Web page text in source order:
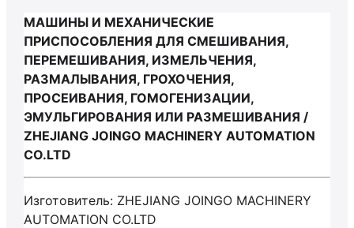
МАШИНЫ И МЕХАНИЧЕСКИЕ
ПРИСПОСОБЛЕНИЯ ДЛЯ СМЕШИВАНИЯ,
ПЕРЕМЕШИВАНИЯ, ИЗМЕЛЬЧЕНИЯ,
РАЗМАЛЫВАНИЯ, ГРОХОЧЕНИЯ,
ПРОСЕИВАНИЯ, ГОМОГЕНИЗАЦИИ,
ЭМУЛЬГИРОВАНИЯ ИЛИ РАЗМЕШИВАНИЯ /
ZHEJIANG JOINGO MACHINERY AUTOMATION
CO.LTD
Изготовитель: ZHEJIANG JOINGO MACHINERY
AUTOMATION CO.LTD